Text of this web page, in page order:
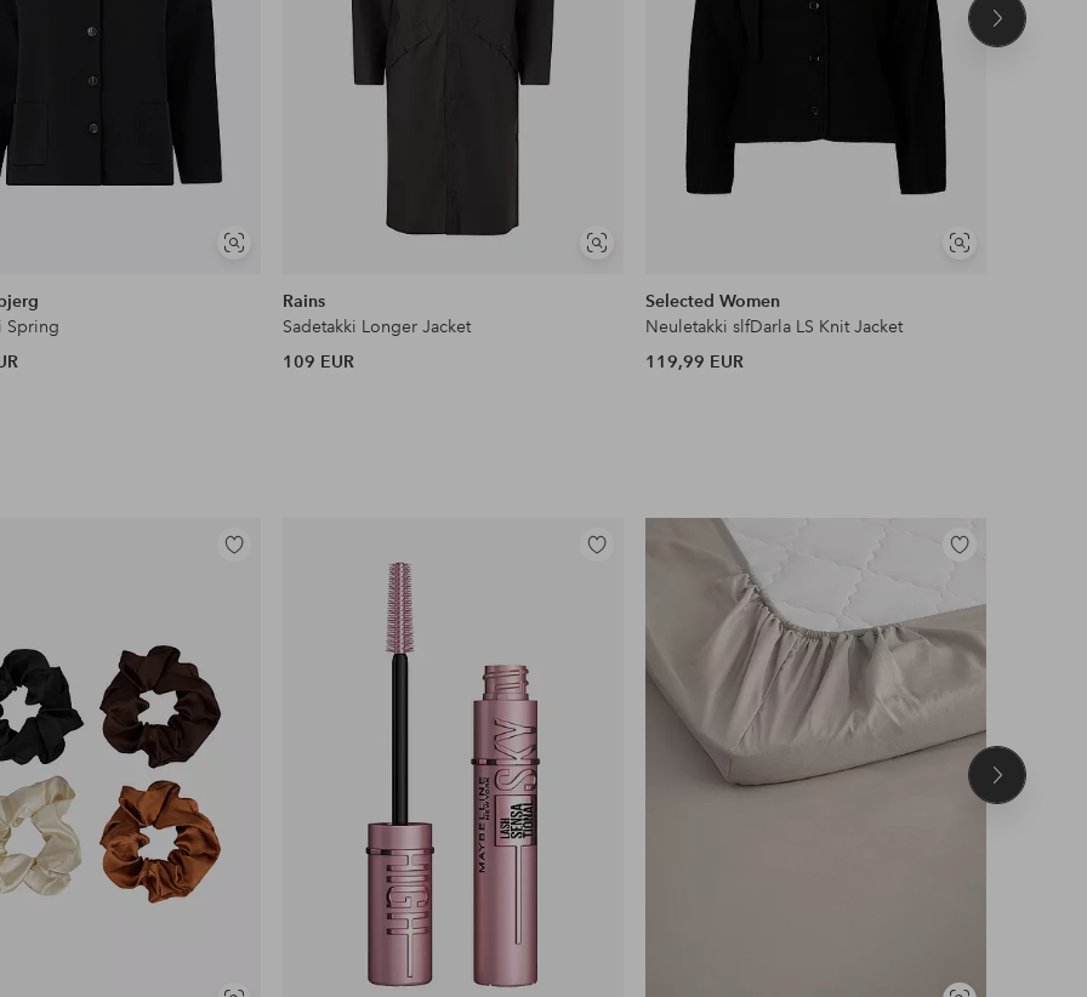
Näytä
Spring
Näytä
Rains
Sadetakki Longer Jacket
109 EUR
Näytä
Selected Women
Neuletakki slfDarla LS Knit Jacket
119,99 EUR
Seuraava
Lisää
Lisää
Lisää
Seuraava